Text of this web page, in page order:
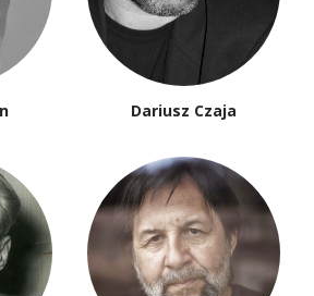
Dariusz Czaja